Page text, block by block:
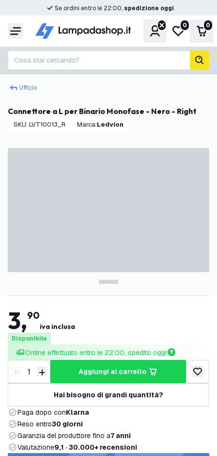
Se ordini entro le 22:00, spedizione oggi
Menu Account
Lista
0 0
Cosa stai cercando?
Ufficio
Connettore a L per Binario Monofase - Nero - Right
SKU: LVT10013_R Marca: Ledvion
3,90
iva inclusa
Disponibile
Ordine effettuato entro le 22:00, spedito oggi
Riduci quantità
- Aumenta quantità
+ aggiungi al carrello
Hai bisogno di grandi quantità?
Paga dopo conKlarna
Reso entro30 giorni
Garanzia del produttore fino a7 anni
Valutazione9,1 · 30.000+ recensioni